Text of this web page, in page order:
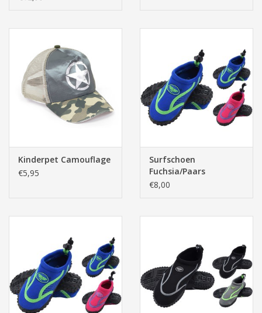
Kinderpet Camouflage
€5,95
Surfschoen
Fuchsia/Paars
€8,00